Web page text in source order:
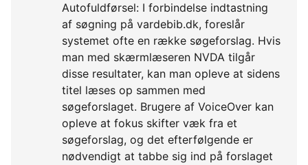
Autofuldførsel: I forbindelse indtastning
af søgning på vardebib.dk, foreslår
systemet ofte en række søgeforslag. Hvis
man med skærmlæseren NVDA tilgår
disse resultater, kan man opleve at sidens
titel læses op sammen med
søgeforslaget. Brugere af VoiceOver kan
opleve at fokus skifter væk fra et
søgeforslag, og det efterfølgende er
nødvendigt at tabbe sig ind på forslaget